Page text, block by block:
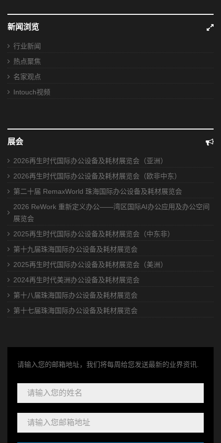
新闻浏览
行业新闻
热点聚焦
名家观点
Intouch视频
展会
2026再生时代国际办公设备及耗材展览会（亚洲）
2026再生时代国际办公设备及耗材展览会（欧非中东）
第二十届 RemaxWorld 珠海国际办公设备及耗材展览会
2026 ReWork 重新定义办公——湾区国际AI办公应用及办公空间
展览会
2025再生时代国际办公设备及耗材展览会（中东非）
第十九届珠海国际办公设备及耗材展览会
2025再生时代国际办公设备及耗材展览会（美洲）
2024再生时代美洲办公设备及耗材展览会
第十八届珠海国际办公设备及耗材展览会
第十七届珠海国际办公设备及耗材展览会
请输入您的邮箱地址，我们将每周给您发送最新的业界资讯.